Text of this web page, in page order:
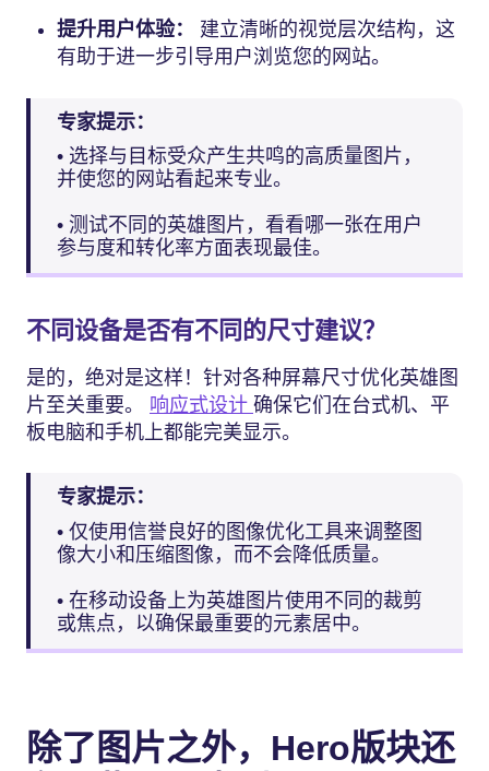
提升用户体验： 建立清晰的视觉层次结构，这
有助于进一步引导用户浏览您的网站。
专家提示：
• 选择与目标受众产生共鸣的高质量图片，
并使您的网站看起来专业。
• 测试不同的英雄图片，看看哪一张在用户
参与度和转化率方面表现最佳。
不同设备是否有不同的尺寸建议？
是的，绝对是这样！针对各种屏幕尺寸优化英雄图
片至关重要。 响应式设计 确保它们在台式机、平
板电脑和手机上都能完美显示。
专家提示：
• 仅使用信誉良好的图像优化工具来调整图
像大小和压缩图像，而不会降低质量。
• 在移动设备上为英雄图片使用不同的裁剪
或焦点，以确保最重要的元素居中。
除了图片之外，Hero版块还